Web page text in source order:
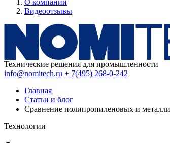
О компании
Видеоотзывы
Технические решения для промышленности
info@nomitech.ru + 7(495) 268-0-242
Главная
Статьи и блог
Сравнение полипропиленовых и
Технологии